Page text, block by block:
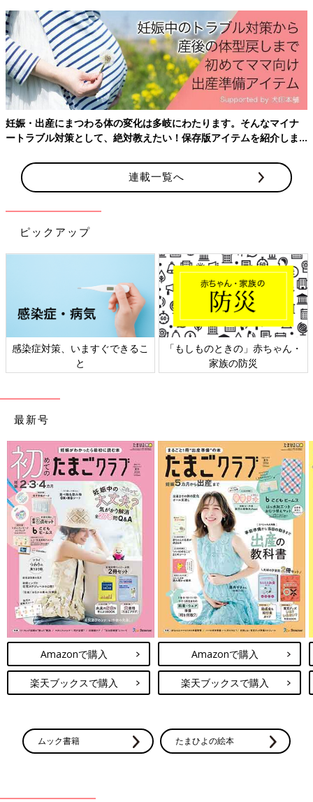
法、受診のタイミングと心配な病気をチ
ェック
赤ちゃんは胃の形状や機能が未発達なので、飲
んだり食べたりしたものをすぐに吐いたりしま
す。とはいえ、大量に吐いたり、頻繁に吐く場
合は心配になりますよね。赤ちゃんが吐く原因
や心配な嘔吐（おうと）の見分け方、上手な対
処法とホームケアのポイントなどを「かたおか
小児科クリニック」院長の片岡正先生に教えて
いただきました。
考えられる主な病気
・ウイルス性胃腸炎・乳児下痢症（にゅうじけりしょう）
・細菌性腸炎・食中毒
・肥厚性幽門狭窄症（ひこうせいゆうもんきょうさくしょう）
・胃食道逆流症（いしょくどうぎゃくりゅうしょう）
・食物アレルギー
【産後お助け動画】受診すべき？ 発
熱・うんちの異常・激しい嘔吐！ 日本
助産師会監修
赤ちゃんは体調が悪くなっても言葉では伝える
ことができません。赤ちゃんの様子から、ママ
やパパが察知して病気のサインに気づくことが
大切です。
吐いたとき まず確認すること
1．水分がとれるのか与えてみます
嘔吐が続いて水分がとれないと脱水の心配が出てきます。おっぱ
妊娠・出産にまつわる体の変化は多岐にわたります。そんなマイナ
ートラブル対策として、絶対教えたい！保存版アイテムを紹介しま
連載一覧へ
ピックアップ
感染症対策、いますぐできるこ
と
「もしものときの」赤ちゃん・
家族の防災
最新号
Amazonで購入
楽天ブックスで購入
Amazonで購入
楽天ブックスで購入
ムック書籍 たまひよの絵本